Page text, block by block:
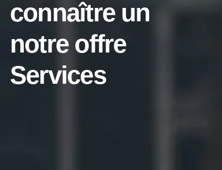
connaître un
notre offre
Services